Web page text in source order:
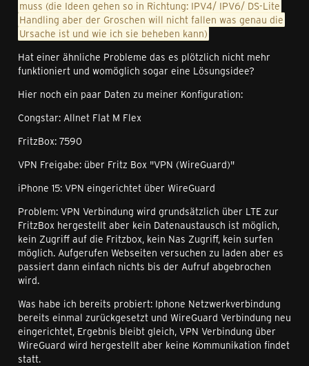
muss (die Ideen gehen so in Richtung: IPV4/ IPV6/ DS-Lite
Handling aber der Groschen will nicht fallen was genau die
Ursache ist und wie ich sie beheben kann)
Hat einer ähnliche Probleme das es plötzlich nicht mehr
funktioniert und womöglich sogar eine Lösungsidee?
Hier noch ein paar Daten zu meiner Konfiguration:
Congstar: Allnet Flat M Flex
FritzBox: 7590
VPN Freigabe: über Fritz Box "VPN (WireGuard)"
iPhone 15: VPN eingerichtet über WireGuard
Problem: VPN Verbindung wird grundsätzlich über LTE zur
FritzBox hergestellt aber kein Datenaustausch ist möglich,
kein Zugriff auf die Fritzbox, kein Nas Zugriff, kein surfen
möglich. Aufgerufen Webseiten versuchen zu laden aber es
passiert dann einfach nichts bis der Aufruf abgebrochen
wird.
Was habe ich bereits probiert: Iphone Netzwerkverbindung
bereits einmal zurückgesetzt und WireGuard Verbindung neu
eingerichtet, Ergebnis bleibt gleich, VPN Verbindung über
WireGuard wird hergestellt aber keine Kommunikation findet
statt.